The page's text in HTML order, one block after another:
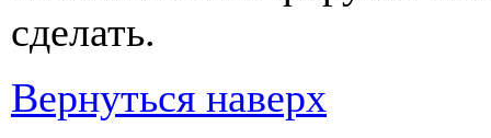
сделать.
Вернуться наверх